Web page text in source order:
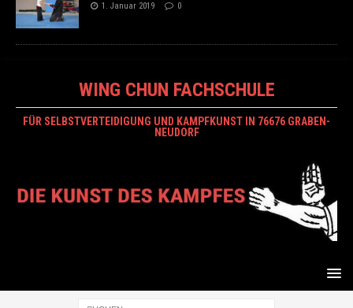
1. Januar 2019 0
WING CHUN FACHSCHULE
FÜR SELBSTVERTEIDIGUNG UND KAMPFKUNST IN 76676 GRABEN-
NEUDORF